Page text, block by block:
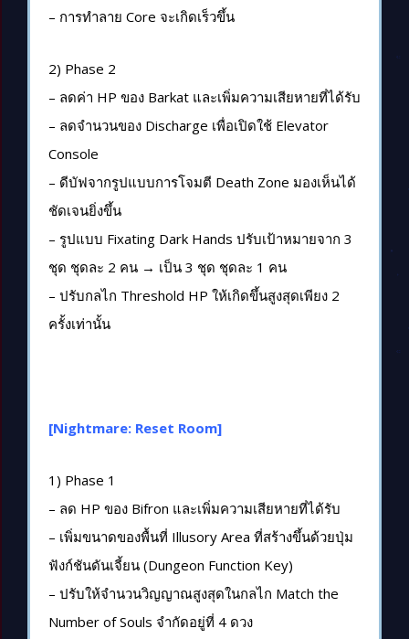
– การทำลาย Core จะเกิดเร็วขึ้น
2) Phase 2
– ลดค่า HP ของ Barkat และเพิ่มความเสียหายที่ได้รับ
– ลดจำนวนของ Discharge เพื่อเปิดใช้ Elevator
Console
– ดีบัฟจากรูปแบบการโจมตี Death Zone มองเห็นได้
ชัดเจนยิ่งขึ้น
– รูปแบบ Fixating Dark Hands ปรับเป้าหมายจาก 3
ชุด ชุดละ 2 คน → เป็น 3 ชุด ชุดละ 1 คน
– ปรับกลไก Threshold HP ให้เกิดขึ้นสูงสุดเพียง 2
ครั้งเท่านั้น
[Nightmare: Reset Room]
1) Phase 1
– ลด HP ของ Bifron และเพิ่มความเสียหายที่ได้รับ
– เพิ่มขนาดของพื้นที่ Illusory Area ที่สร้างขึ้นด้วยปุ่ม
ฟังก์ชันดันเจี้ยน (Dungeon Function Key)
– ปรับให้จำนวนวิญญาณสูงสุดในกลไก Match the
Number of Souls จำกัดอยู่ที่ 4 ดวง